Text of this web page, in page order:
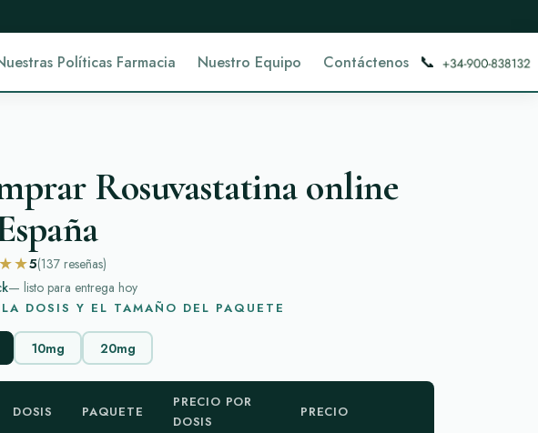
Políticas Farmacia Nuestro Equipo Contáctenos 📞
Rosuvastatina online
5(137 reseñas)
— listo para entrega hoy
DOSIS Y EL TAMAÑO DEL PAQUETE
10mg 20mg
DOSIS PAQUETE
PRECIO POR
DOSIS
PRECIO